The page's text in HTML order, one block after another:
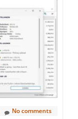
No comments